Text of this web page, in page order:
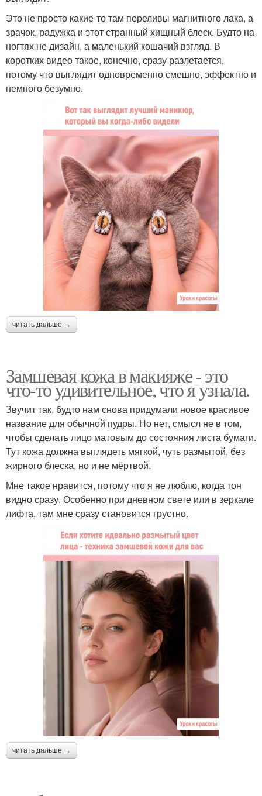
Это не просто какие-то там переливы магнитного лака, а
зрачок, радужка и этот странный хищный блеск. Будто на
ногтях не дизайн, а маленький кошачий взгляд. В
коротких видео такое, конечно, сразу разлетается,
потому что выглядит одновременно смешно, эффектно и
немного безумно.
читать дальше →
Замшевая кожа в макияже - это
что-то удивительное, что я узнала.
Звучит так, будто нам снова придумали новое красивое
название для обычной пудры. Но нет, смысл не в том,
чтобы сделать лицо матовым до состояния листа бумаги.
Тут кожа должна выглядеть мягкой, чуть размытой, без
жирного блеска, но и не мёртвой.
Мне такое нравится, потому что я не люблю, когда тон
видно сразу. Особенно при дневном свете или в зеркале
лифта, там мне сразу становится грустно.
читать дальше →